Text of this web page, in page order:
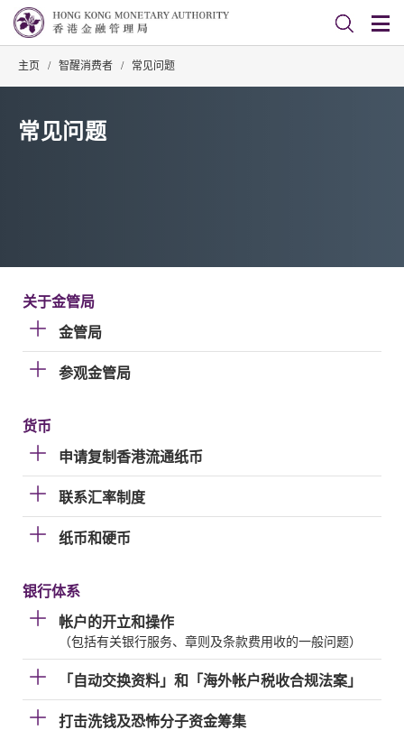
主页 / 智醒消费者 / 常见问题
常见问题
关于金管局
金管局
参观金管局
货币
申请复制香港流通纸币
联系汇率制度
纸币和硬币
银行体系
帐户的开立和操作
（包括有关银行服务、章则及条款费用收的一般问题）
「自动交换资料」和「海外帐户税收合规法案」
打击洗钱及恐怖分子资金筹集